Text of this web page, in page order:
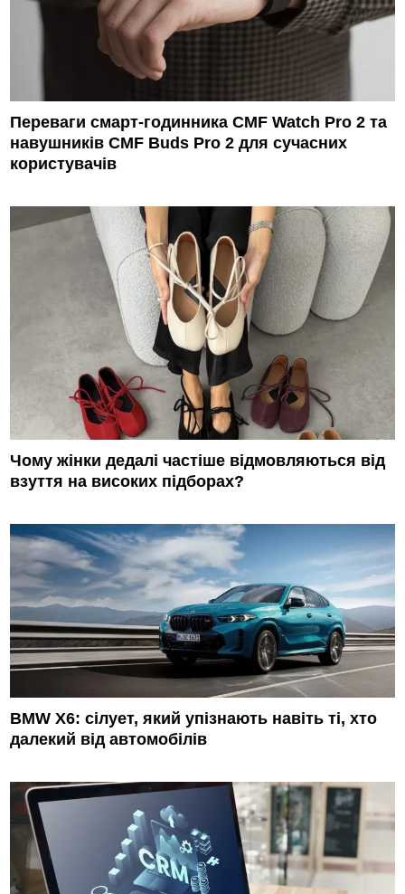
Переваги смарт-годинника CMF Watch Pro 2 та
навушників CMF Buds Pro 2 для сучасних
користувачів
Чому жінки дедалі частіше відмовляються від
взуття на високих підборах?
BMW X6: сілует, який упізнають навіть ті, хто
далекий від автомобілів